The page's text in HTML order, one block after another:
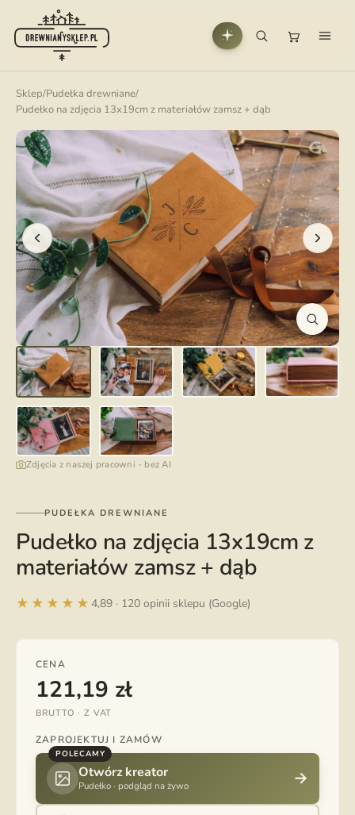
Sklep/Pudełka drewniane/
Pudełko na zdjęcia 13x19cm z materiałów zamsz + dąb
Zdjęcia z naszej pracowni - bez AI
PUDEŁKA DREWNIANE
Pudełko na zdjęcia 13x19cm z
materiałów zamsz + dąb
★★★★★ 4,89 · 120 opinii sklepu (Google)
CENA
121,19 zł
BRUTTO · Z VAT
ZAPROJEKTUJ I ZAMÓW
POLECAMY
Otwórz kreator
Pudełko · podgląd na żywo →